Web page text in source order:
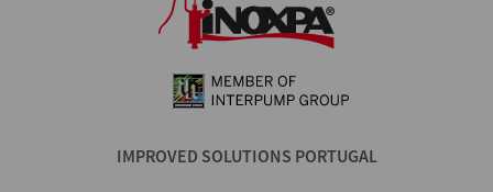
IMPROVED SOLUTIONS PORTUGAL